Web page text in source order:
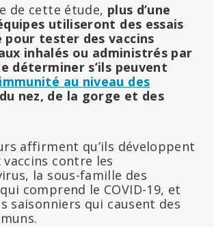
de cette étude, plus d’une
utiliseront des essais
pour tester des vaccins
inhalés ou administrés par
déterminer s’ils peuvent
au niveau des
du nez, de la gorge et des
affirment qu’ils développent
vaccins contre les
la sous-famille des
comprend le COVID-19, et
saisonniers qui causent des